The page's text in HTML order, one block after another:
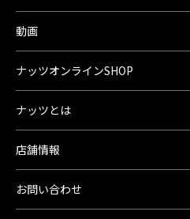
動画
ナッツオンラインSHOP
ナッツとは
店舗情報
お問い合わせ